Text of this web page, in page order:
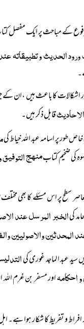
کے مباحث پر ایک مفصل
الحدیث و تطبیقاتہ
کا باعث ہیں ،ان کے
قابل ذکر ہیں۔
کی ضخیم کتابمنھج
سطح پر اس مسئلے کا بھی
کیالخبر المرسل عند
المحدثین والاصولیین
احکامہاور مسفر بن غرم
و تفریط کا شکار ہوا ہے۔